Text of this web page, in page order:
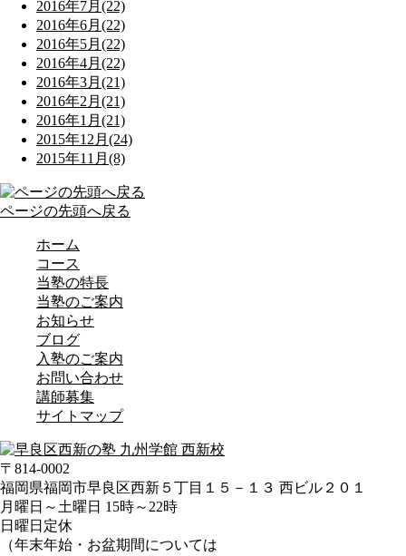
2016年7月(22)
2016年6月(22)
2016年5月(22)
2016年4月(22)
2016年3月(21)
2016年2月(21)
2016年1月(21)
2015年12月(24)
2015年11月(8)
ページの先頭へ戻る
ホーム
コース
当塾の特長
当塾のご案内
お知らせ
ブログ
入塾のご案内
お問い合わせ
講師募集
サイトマップ
〒814-0002
福岡県福岡市早良区西新５丁目１５－１３ 西ビル２０１
月曜日～土曜日 15時～22時
日曜日定休
（年末年始・お盆期間については